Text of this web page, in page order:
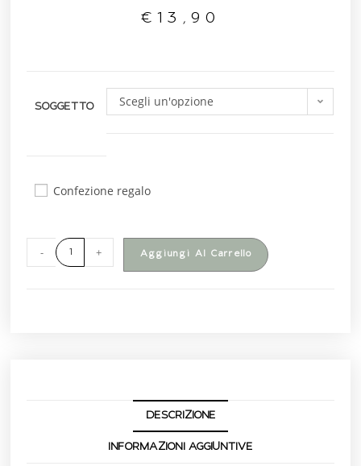
€ 13,90
SOGGETTO Scegli un'opzione
Confezione regalo
- + Aggiungi Al Carrello
DESCRIZIONE
INFORMAZIONI AGGIUNTIVE